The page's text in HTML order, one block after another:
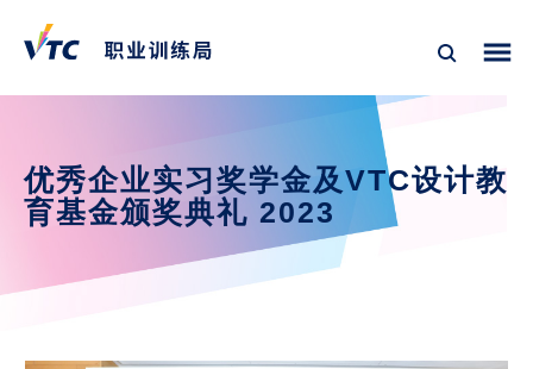
优秀企业实习奖学金及VTC设计教
育基金颁奖典礼 2023